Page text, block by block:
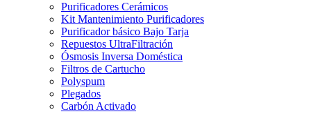
Purificadores Cerámicos
Kit Mantenimiento Purificadores
Purificador básico Bajo Tarja
Repuestos UltraFiltración
Ósmosis Inversa Doméstica
Filtros de Cartucho
Polyspum
Plegados
Carbón Activado